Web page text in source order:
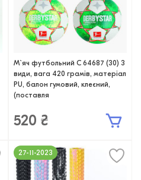
М`яч футбольний C 64687 (30) 3
види, вага 420 грамів, матеріал
PU, балон гумовий, клеєний,
(поставля
520 ₴
27-11-2023